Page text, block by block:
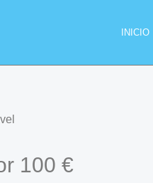
INICIO
100 €